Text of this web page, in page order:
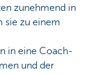
zunehmend in
sie zu einem
in eine Coach-
und der